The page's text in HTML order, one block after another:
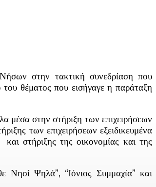
στην τακτική συνεδρίαση που
θέματος που εισήγαγε η παράταξη
μέσα στην στήριξη των επιχειρήσεων
των επιχειρήσεων εξειδικευμένα
στήριξης της οικονομίας και της
Νησί Ψηλά”, “Ιόνιος Συμμαχία” και